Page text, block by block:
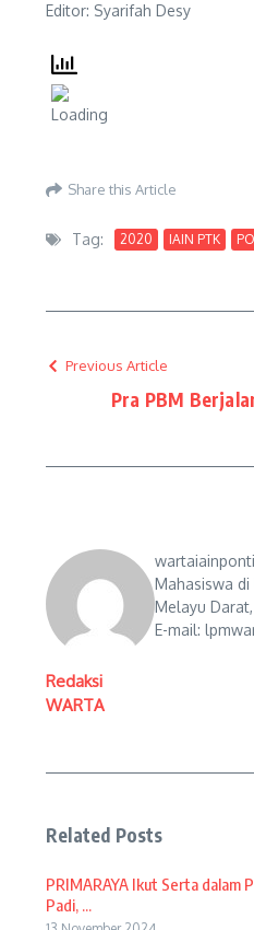
Editor: Syarifah Desy
Share this Article
Tag: 2020 IAIN PTK
Previous Article
Pra PBM
Redaksi
WARTA
Mahasiswa
Melayu
E-mail:
Related Posts
PRIMARAYA Ikut Serta dalam
Padi, ...